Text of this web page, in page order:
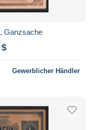
Ganzsache
Gewerblicher Händler